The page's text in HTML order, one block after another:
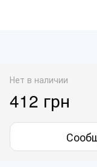
Нет в наличии
412 грн